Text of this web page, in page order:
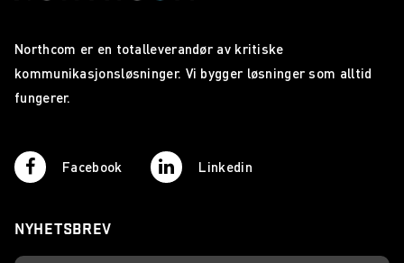
Northcom er en totalleverandør av kritiske
kommunikasjonsløsninger. Vi bygger løsninger som alltid
fungerer.
Facebook Linkedin
NYHETSBREV